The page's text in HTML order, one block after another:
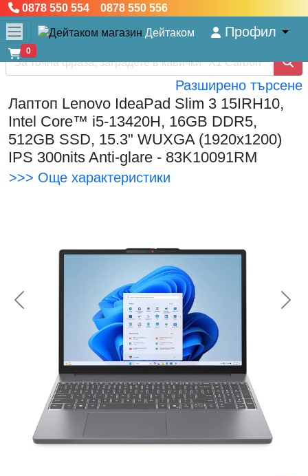
0878 550 554 0878 550 556
Дейтаком Профил
0
Разширено търсене
Лаптоп Lenovo IdeaPad Slim 3 15IRH10,
Intel Core™ i5-13420H, 16GB DDR5,
512GB SSD, 15.3" WUXGA (1920x1200)
IPS 300nits Anti-glare - 83K10091RM
>>> Още характеристики
<< Предишна